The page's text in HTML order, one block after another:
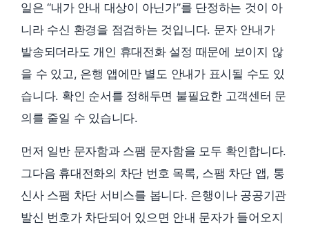
일은 “내가 안내 대상이 아닌가”를 단정하는 것이 아
니라 수신 환경을 점검하는 것입니다. 문자 안내가
발송되더라도 개인 휴대전화 설정 때문에 보이지 않
을 수 있고, 은행 앱에만 별도 안내가 표시될 수도 있
습니다. 확인 순서를 정해두면 불필요한 고객센터 문
의를 줄일 수 있습니다.
먼저 일반 문자함과 스팸 문자함을 모두 확인합니다.
그다음 휴대전화의 차단 번호 목록, 스팸 차단 앱, 통
신사 스팸 차단 서비스를 봅니다. 은행이나 공공기관
발신 번호가 차단되어 있으면 안내 문자가 들어오지